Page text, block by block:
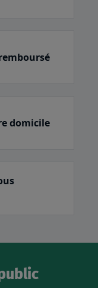
domicile